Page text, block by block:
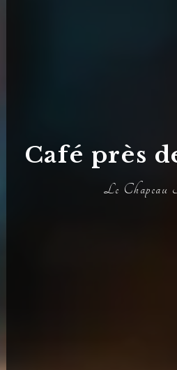
Café près
Le Chapeau